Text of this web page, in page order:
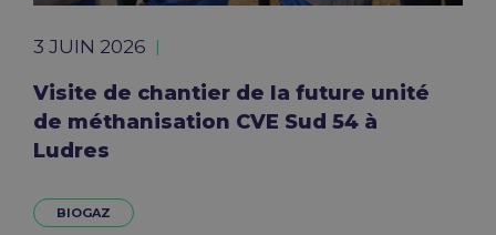
3 JUIN 2026
Visite de chantier de la future unité
de méthanisation CVE Sud 54 à
Ludres
BIOGAZ